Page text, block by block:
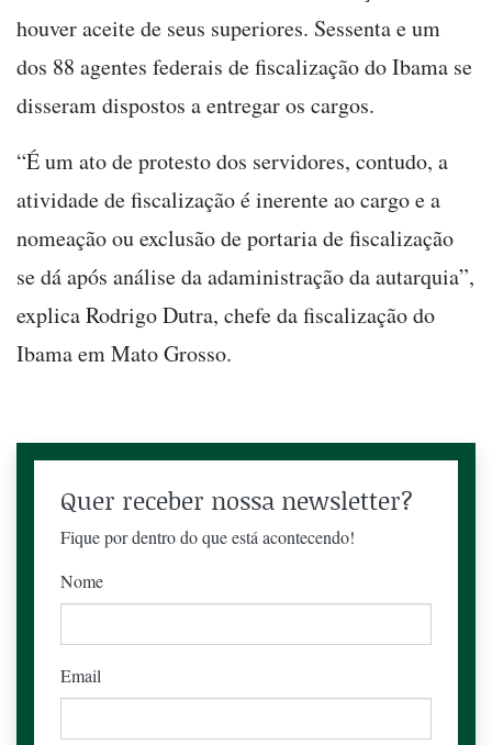
houver aceite de seus superiores. Sessenta e um
dos 88 agentes federais de fiscalização do Ibama se
disseram dispostos a entregar os cargos.
“É um ato de protesto dos servidores, contudo, a
atividade de fiscalização é inerente ao cargo e a
nomeação ou exclusão de portaria de fiscalização
se dá após análise da adaministração da autarquia”,
explica Rodrigo Dutra, chefe da fiscalização do
Ibama em Mato Grosso.
Quer receber nossa newsletter?
Fique por dentro do que está acontecendo!
Nome
Email